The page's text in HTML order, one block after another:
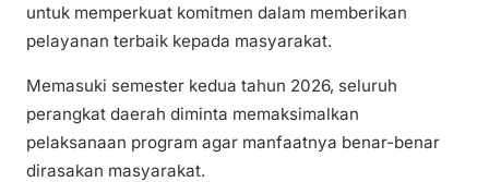
untuk memperkuat komitmen dalam memberikan
pelayanan terbaik kepada masyarakat.
Memasuki semester kedua tahun 2026, seluruh
perangkat daerah diminta memaksimalkan
pelaksanaan program agar manfaatnya benar-benar
dirasakan masyarakat.